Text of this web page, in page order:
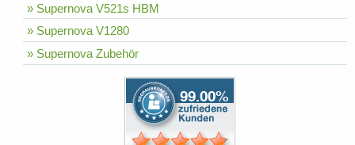
» Supernova V521s HBM
» Supernova V1280
» Supernova Zubehör